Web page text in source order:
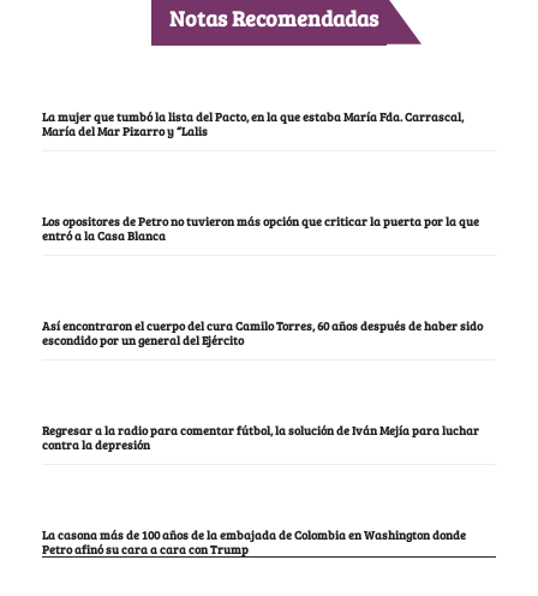
Notas Recomendadas
La mujer que tumbó la lista del Pacto, en la que estaba María Fda. Carrascal,
María del Mar Pizarro y “Lalis
Los opositores de Petro no tuvieron más opción que criticar la puerta por la que
entró a la Casa Blanca
Así encontraron el cuerpo del cura Camilo Torres, 60 años después de haber sido
escondido por un general del Ejército
Regresar a la radio para comentar fútbol, la solución de Iván Mejía para luchar
contra la depresión
La casona más de 100 años de la embajada de Colombia en Washington donde
Petro afinó su cara a cara con Trump